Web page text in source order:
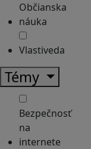
Občianska
náuka
Vlastiveda
Témy
Bezpečnosť
na
internete